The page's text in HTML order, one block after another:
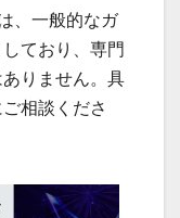
、一般的なガ
ており、専門
りません。具
相談くださ